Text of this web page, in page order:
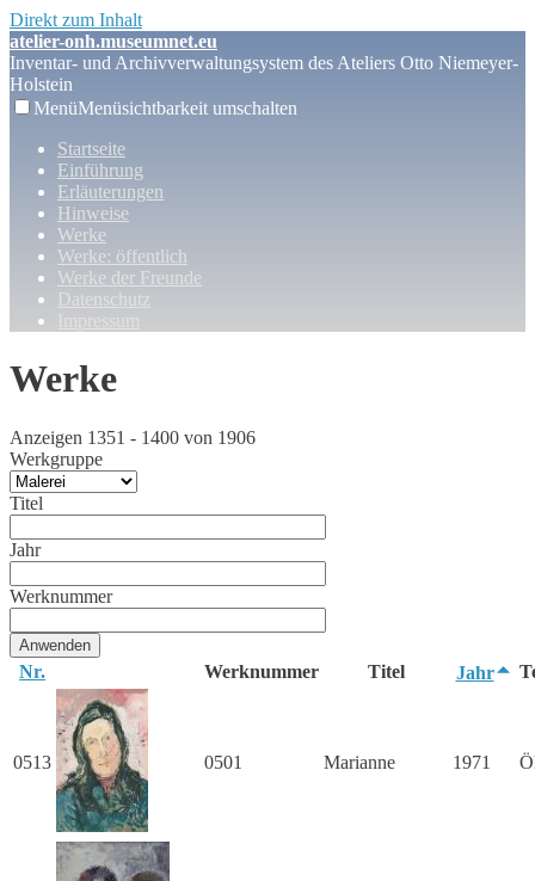
Direkt zum Inhalt
atelier-onh.museumnet.eu
Inventar- und Archivverwaltungsystem des Ateliers Otto Niemeyer-
Holstein
MenüMenüsichtbarkeit umschalten
Startseite
Einführung
Erläuterungen
Hinweise
Werke
Werke: öffentlich
Werke der Freunde
Datenschutz
Impressum
Werke
Anzeigen 1351 - 1400 von 1906
Werkgruppe
Titel
Jahr
Werknummer
Nr. Werknummer Titel Jahr
0513 0501 Marianne 1971